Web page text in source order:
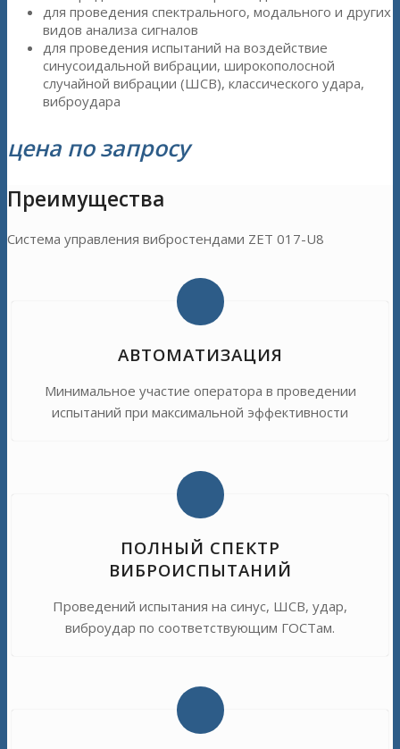
для проведения спектрального, модального и других
видов анализа сигналов
для проведения испытаний на воздействие
синусоидальной вибрации, широкополосной
случайной вибрации (ШСВ), классического удара,
виброудара
цена по запросу
Преимущества
Система управления вибростендами ZET 017-U8
АВТОМАТИЗАЦИЯ
Минимальное участие оператора в проведении
испытаний при максимальной эффективности
ПОЛНЫЙ СПЕКТР
ВИБРОИСПЫТАНИЙ
Проведений испытания на синус, ШСВ, удар,
виброудар по соответствующим ГОСТам.